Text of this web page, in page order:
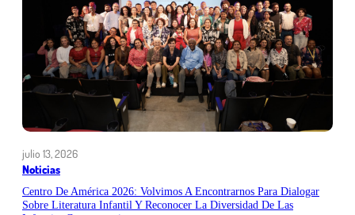
continúa
abierta
y
ya
suma
más
de
recibidas
julio 13, 2026
Noticias
Centro De América 2026: Volvimos A Encontrarnos Para Dialogar
Sobre Literatura Infantil Y Reconocer La Diversidad De Las